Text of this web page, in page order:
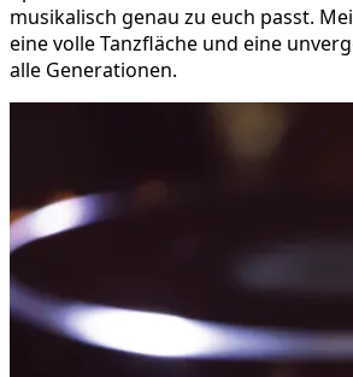
musikalisch genau zu euch passt.
eine volle Tanzfläche und eine
alle Generationen.